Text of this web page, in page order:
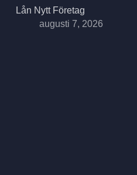
Lån Nytt Företag
augusti 7, 2026